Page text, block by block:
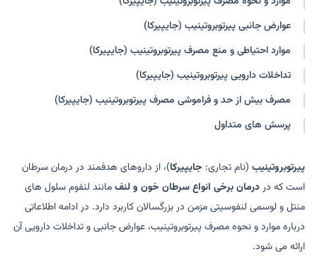
عوارض جانبی پیرتوبروتینیب (جایپیرکا)
موارد احتیاطی و منع مصرف پیرتوبروتینیب (جایپیرکا)
تداخلات دارویی پیرتوبروتینیب (جایپیرکا)
مصرف بیش از حد و فراموشی مصرف پیرتوبروتینیب (جایپیرکا)
پرسش های متداول
پیرتوبروتینیب (نام تجاری: جایپیرکا)، از داروهای هدفمند در درمان سرطان
است که دردرمان برخی انواع سرطان خون و لنفمانند لنفوم سلول های
منتل و لوسمی لنفوسیتی مزمن در بزرگسالان کاربرد دارد. در ادامه اطلاعاتی
درباره موارد و نحوه مصرف پیرتوبروتینیب، عوارض جانبی و تداخلات دارویی آن
ارائه می شود.